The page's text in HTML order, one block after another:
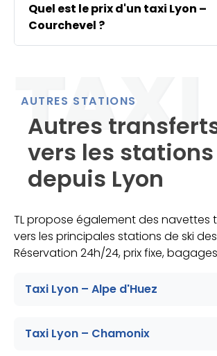
Quel est le prix d'un taxi Lyon –
Courchevel ?
AUTRES STATIONS
Autres
vers les
depuis Lyon
TL propose également des navettes
vers les principales stations de ski
Réservation 24h/24, prix fixe,
Taxi Lyon – Alpe d'Huez
Taxi Lyon – Chamonix